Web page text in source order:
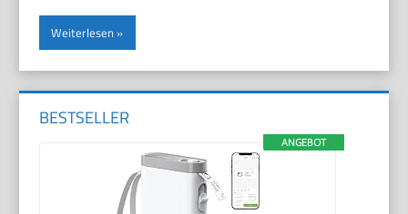
Weiterlesen
BESTSELLER
ANGEBOT